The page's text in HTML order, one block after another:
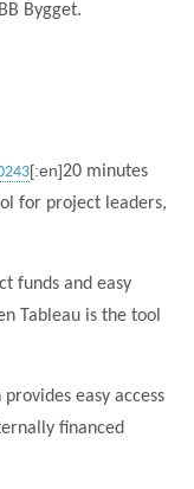
Bygget.
[:en]20 minutes
for project leaders,
funds and easy
Tableau is the tool
easy access
financed